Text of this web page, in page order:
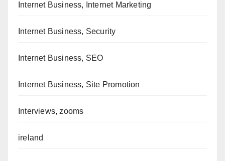
Internet Business, Internet Marketing
Internet Business, Security
Internet Business, SEO
Internet Business, Site Promotion
Interviews, zooms
ireland